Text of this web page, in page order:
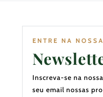
ENTRE NA NOSSA
Inscreva-se na
seu email nossas